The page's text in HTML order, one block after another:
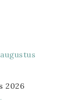
2026